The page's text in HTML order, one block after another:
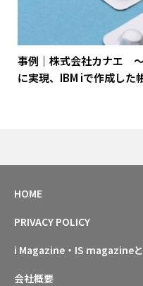
事例｜株式会社カナエ
に実現、IBM iで作成した
HOME
PRIVACY POLICY
i Magazine・IS magazine
会社概要